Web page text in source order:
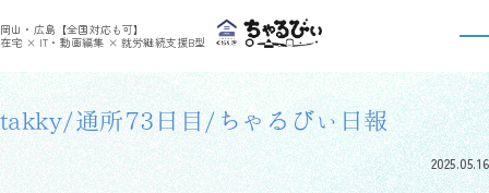
岡山・広島【全国対応も可】
在宅 × IT・動画編集 × 就労継続支援B型
利用者さんの日報 >
利用者さんの日報
takky/通所73日目/ちゃるびぃ日報
2025.05.16